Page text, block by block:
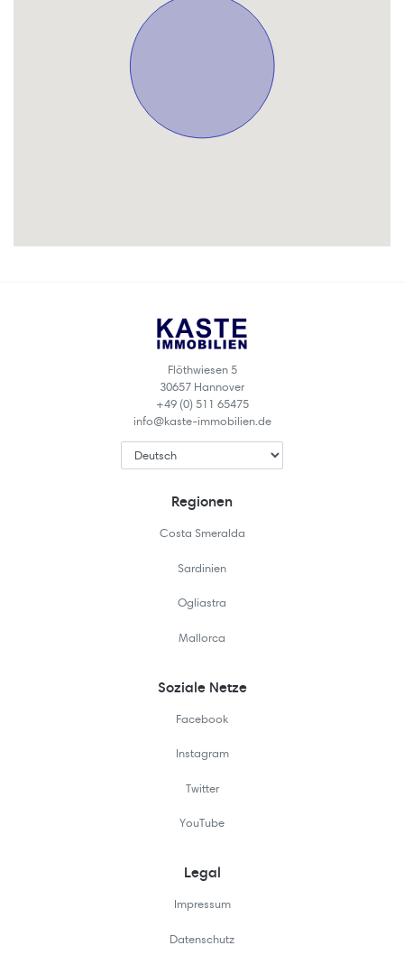
Flöthwiesen 5
30657 Hannover
+49 (0) 511 65475
info@kaste-immobilien.de
Regionen
Costa Smeralda
Sardinien
Ogliastra
Mallorca
Soziale Netze
Facebook
Instagram
Twitter
YouTube
Legal
Impressum
Datenschutz